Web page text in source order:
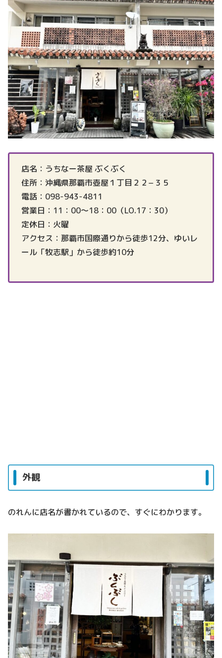
店名：うちなー茶屋 ぶくぶく
住所：沖縄県那覇市壺屋１丁目２２−３５
電話：098-943-4811
営業日：11：00～18：00（LO.17：30）
定休日：火曜
アクセス：那覇市国際通りから徒歩12分、ゆいレ
ール「牧志駅」から徒歩約10分
外観
のれんに店名が書かれているので、すぐにわかります。